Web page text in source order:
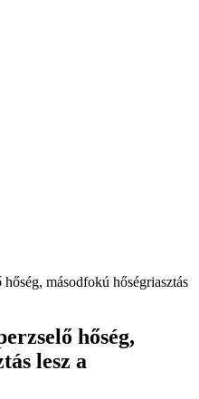
másodfokú hőségriasztás
hőség,
lesz a